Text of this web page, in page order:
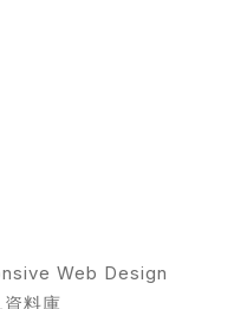
Web Design
料庫